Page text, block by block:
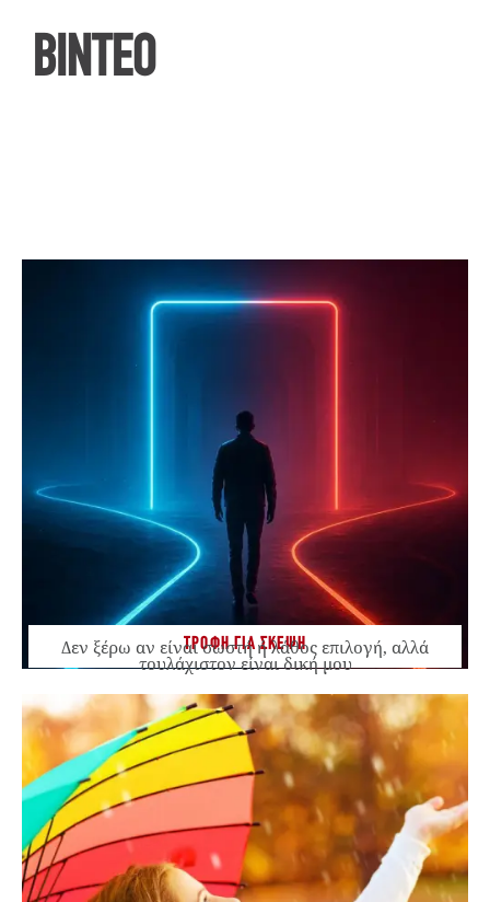
ΒΙΝΤΕΟ
ΤΡΟΦΗ ΓΙΑ ΣΚΕΨΗ
Δεν ξέρω αν είναι σωστή ή λάθος επιλογή, αλλά
τουλάχιστον είναι δική μου